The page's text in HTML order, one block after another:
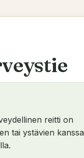
reitti on
tai ystävien kanssa